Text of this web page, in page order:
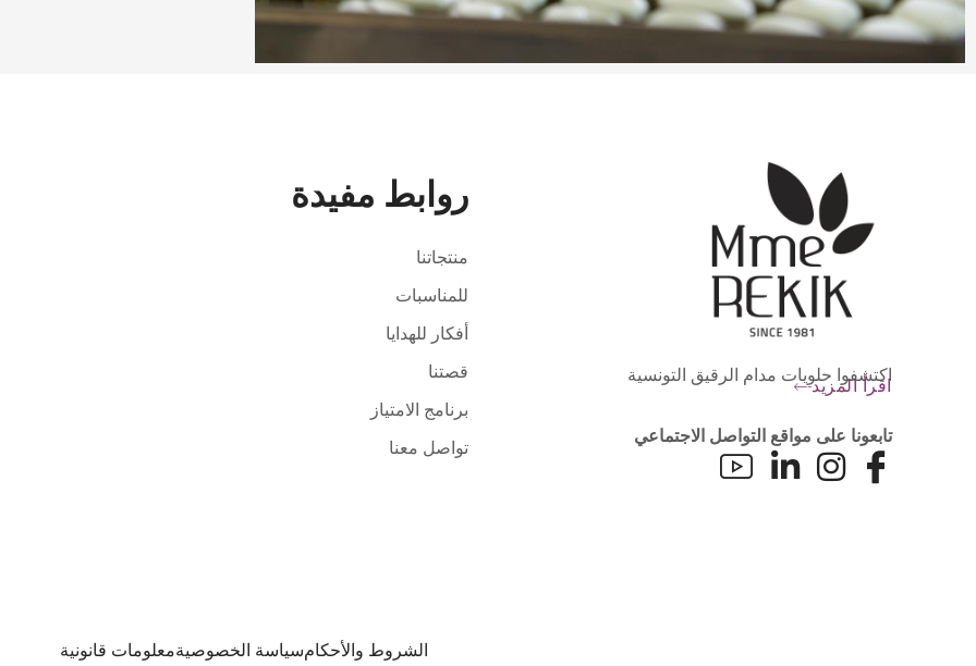
اكتشفوا حلويات مدام الرقيق التونسية
اقرأ المزيد
تابعونا على مواقع التواصل الاجتماعي
روابط مفيدة
منتجاتنا
للمناسبات
أفكار للهدايا
قصتنا
برنامج الامتياز
تواصل معنا
الشروط والأحكامسياسة الخصوصيةمعلومات قانونية